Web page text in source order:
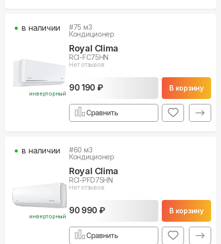
инверторный
#75 м3
Кондиционер
Royal Clima
RCI-FC75HN
Нет отзывов
90 190 ₽ В корзину
в наличии
Сравнить
инверторный
#60 м3
Кондиционер
Royal Clima
RCI-PFD75HN
Нет отзывов
90 990 ₽ В корзину
в наличии
Сравнить